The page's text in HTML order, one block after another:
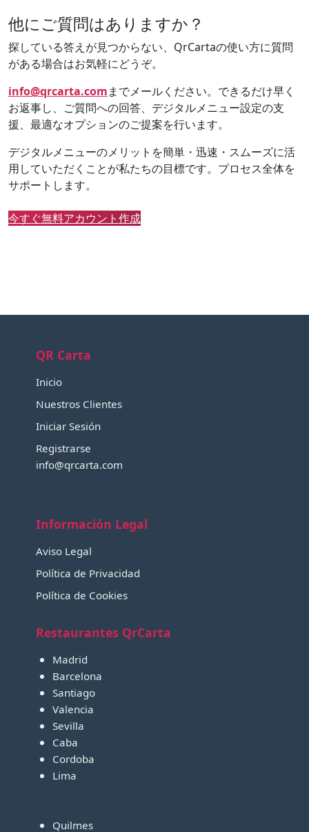
他にご質問はありますか？
探している答えが見つからない、QrCartaの使い方に質問
がある場合はお気軽にどうぞ。
info@qrcarta.comまでメールください。できるだけ早く
お返事し、ご質問への回答、デジタルメニュー設定の支
援、最適なオプションのご提案を行います。
デジタルメニューのメリットを簡単・迅速・スムーズに活
用していただくことが私たちの目標です。プロセス全体を
サポートします。
今すぐ無料アカウント作成
QR Carta
Inicio
Nuestros Clientes
Iniciar Sesión
Registrarse
info@qrcarta.com
Información Legal
Aviso Legal
Política de Privacidad
Política de Cookies
Restaurantes QrCarta
Madrid
Barcelona
Santiago
Valencia
Sevilla
Caba
Cordoba
Lima
Quilmes